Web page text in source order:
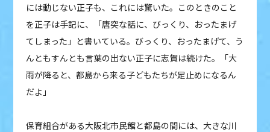
には動じない正子も、これには驚いた。このときのこと
を正子は手記に、「唐突な話に、びっくり、おったまげ
てしまった」と書いている。びっくり、おったまげて、う
んともすんとも言葉の出ない正子に志賀は続けた。「大
雨が降ると、都島から来る子どもたちが足止めになるん
だよ」
保育組合がある大阪北市民館と都島の間には、大きな川